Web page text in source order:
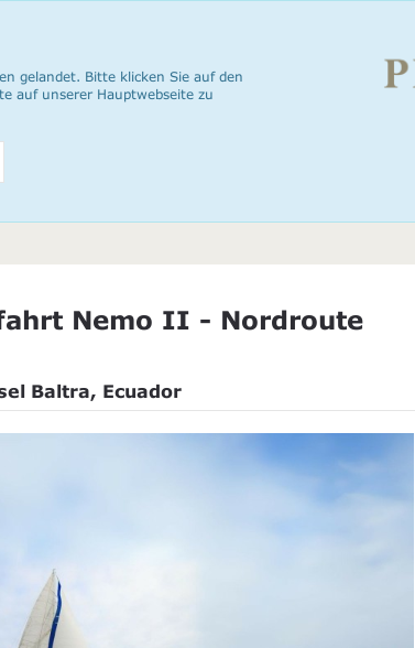
gelandet. Bitte klicken Sie auf den
auf unserer Hauptwebseite zu
Nemo II - Nordroute
Baltra, Ecuador